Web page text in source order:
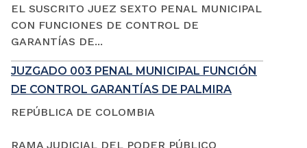
EL SUSCRITO JUEZ SEXTO PENAL MUNICIPAL
CON FUNCIONES DE CONTROL DE
GARANTÍAS DE...
JUZGADO 003 PENAL MUNICIPAL FUNCIÓN
DE CONTROL GARANTÍAS DE PALMIRA
REPÚBLICA DE COLOMBIA
RAMA JUDICIAL DEL PODER PÚBLICO